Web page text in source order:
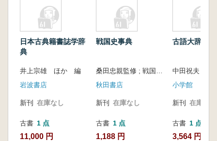
日本古典籍書誌学辞
典
井上宗雄 ほか 編
岩波書店
新刊 在庫なし
古書 1 点
11,000 円
戦国史事典
秋田書店
新刊 在庫なし
古書 1 点
1,188 円
古語大辞典
小学館
新刊 在庫なし
古書 1 点
3,564 円